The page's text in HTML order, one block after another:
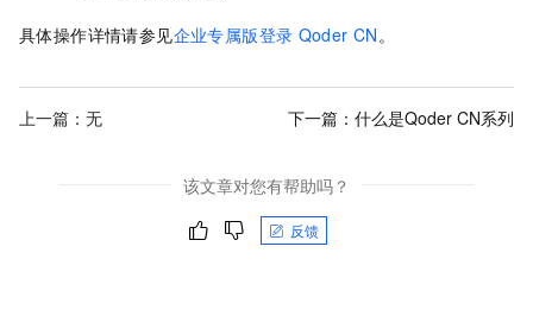
具体操作详情请参见企业专属版登录 Qoder CN 。
上一篇：无 下一篇： 什么是Qoder CN系列
该文章对您有帮助吗？
反馈